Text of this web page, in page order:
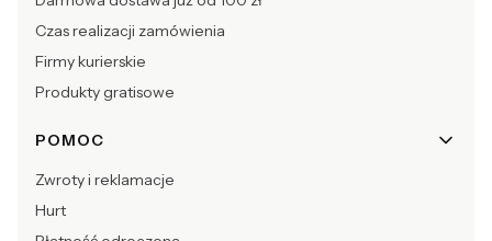
Czas realizacji zamówienia
Firmy kurierskie
Produkty gratisowe
POMOC
Zwroty i reklamacje
Hurt